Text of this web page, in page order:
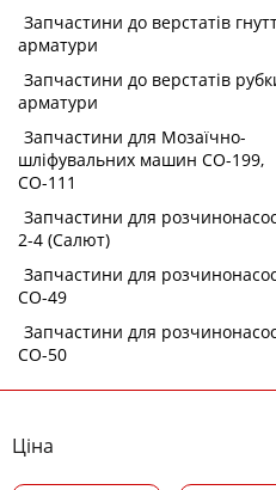
Запчастини до верстатів
арматури
Запчастини до верстатів
арматури
Запчастини для Мозаїчно-
шліфувальних машин СО-199,
СО-111
Запчастини для
2-4 (Салют)
Запчастини для
СО-49
Запчастини для
СО-50
Ціна